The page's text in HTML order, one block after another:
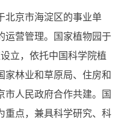
北京市海淀区的事业单
运营管理。国家植物园于
立，依托中国科学院植
家林业和草原局、住房和
市人民政府合作共建。国
重点，兼具科学研究、科